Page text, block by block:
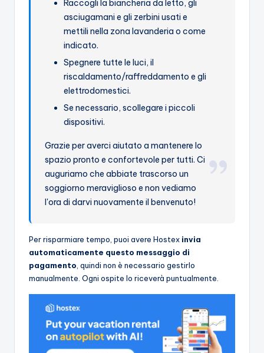
Raccogli la biancheria da letto, gli
asciugamani e gli zerbini usati e
mettili nella zona lavanderia o come
indicato.
Spegnere tutte le luci, il
riscaldamento/raffreddamento e gli
elettrodomestici.
Se necessario, scollegare i piccoli
dispositivi.
Grazie per averci aiutato a mantenere lo
spazio pronto e confortevole per tutti. Ci
auguriamo che abbiate trascorso un
soggiorno meraviglioso e non vediamo
l'ora di darvi nuovamente il benvenuto!
Per risparmiare tempo, puoi avere Hostex invia
automaticamente questo messaggio di
pagamento , quindi non è necessario gestirlo
manualmente. Ogni ospite lo riceverà puntualmente.